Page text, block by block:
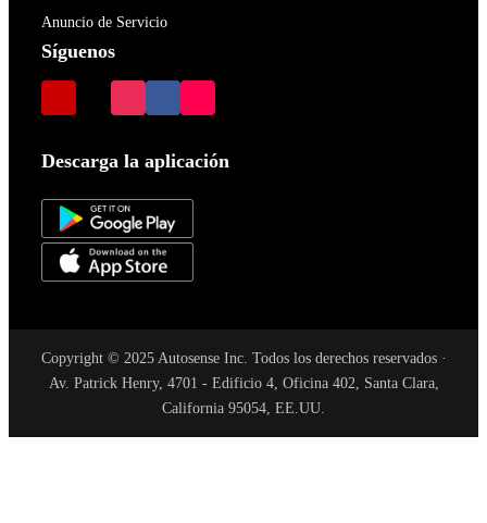
Anuncio de Servicio
Síguenos
Descarga la aplicación
Copyright © 2025 Autosense Inc. Todos los derechos reservados ·
Av. Patrick Henry, 4701 - Edificio 4, Oficina 402, Santa Clara,
California 95054, EE.UU.